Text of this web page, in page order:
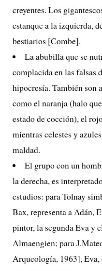
creyentes. Los
estanque a la izquierda,
bestiarios [Combe].
La abubilla que se
complacida en las falsas
hipocresía. También son
como el naranja (halo
estado de cocción), el
mientras celestes y
maldad.
El grupo con un
la derecha, es
estudios: para Tolnay
Bax, representa a Adán,
pintor, la segunda Eva y
Almaengien; para
Arqueología, 1963], Eva,